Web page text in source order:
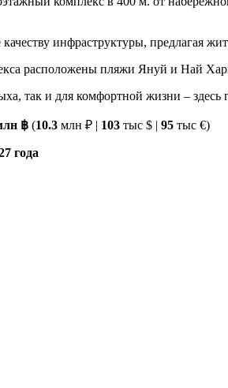
инфраструктуры, предлагая
расположены пляжи Януй и Най
так и для комфортной жизни –
฿ (10.3 млн ₽ | 103 тыс $ | 95 тыс €)
года